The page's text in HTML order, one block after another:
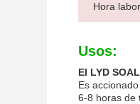
Hora
Usos:
El LYD
Es
6-8 horas de